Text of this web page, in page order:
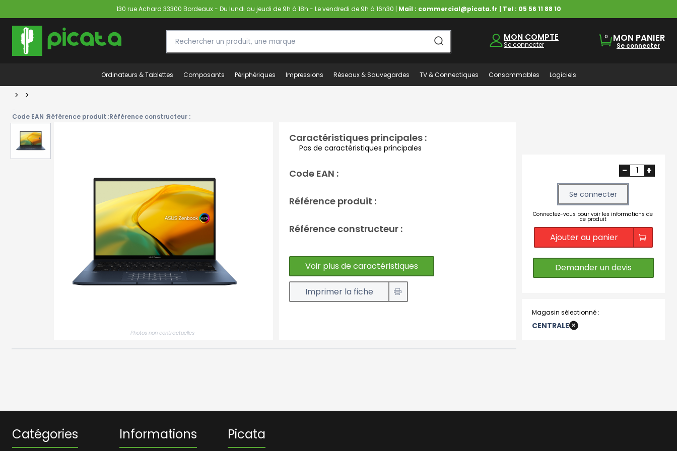
130 rue Achard 33300 Bordeaux - Du lundi au jeudi de 9h à 18h - Le vendredi de 9h à 16h30 | Mail : commercial@picata.fr | Tel : 05 56 11 88 10
MON COMPTE
Se connecter
0 MON PANIER
Se connecter
Ordinateurs & Tablettes Composants Périphériques Impressions Réseaux & Sauvegardes TV & Connectiques Consommables Logiciels
> >
-
Code EAN :Référence produit :Référence constructeur :
Photos non contractuelles
Caractéristiques principales :
Pas de caractéristiques principales
Code EAN :
Référence produit :
Référence constructeur :
Voir plus de caractéristiques
Imprimer la fiche
- +
Se connecter
Connectez-vous pour voir les informations de
ce produit
Ajouter au panier
Demander un devis
Magasin sélectionné :
CENTRALE+
Catégories Informations Picata